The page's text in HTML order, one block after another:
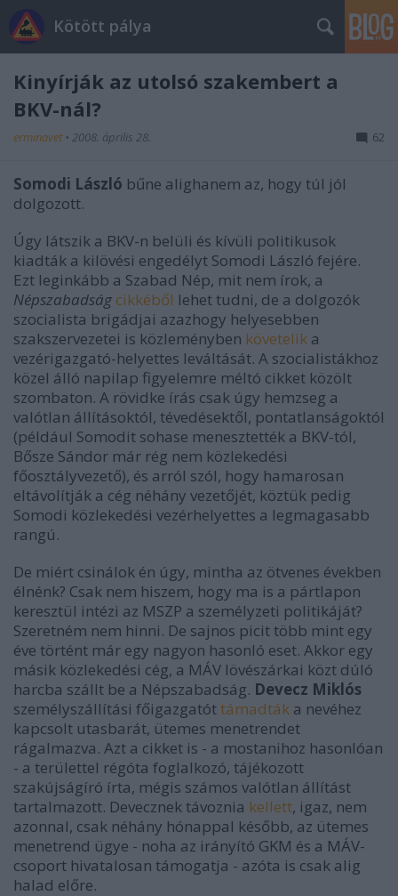
Kötött pálya
Kinyírják az utolsó szakembert a
BKV-nál?
erminavet • 2008. április 28. 62
Somodi László bűne alighanem az, hogy túl jól
dolgozott.
Úgy látszik a BKV-n belüli és kívüli politikusok
kiadták a kilövési engedélyt Somodi László fejére.
Ezt leginkább a Szabad Nép, mit nem írok, a
Népszabadság cikkéből lehet tudni, de a dolgozók
szocialista brigádjai azazhogy helyesebben
szakszervezetei is közleményben követelik a
vezérigazgató-helyettes leváltását. A szocialistákhoz
közel álló napilap figyelemre méltó cikket közölt
szombaton. A rövidke írás csak úgy hemzseg a
valótlan állításoktól, tévedésektől, pontatlanságoktól
(például Somodit sohase menesztették a BKV-tól,
Bősze Sándor már rég nem közlekedési
főosztályvezető), és arról szól, hogy hamarosan
eltávolítják a cég néhány vezetőjét, köztük pedig
Somodi közlekedési vezérhelyettes a legmagasabb
rangú.
De miért csinálok én úgy, mintha az ötvenes években
élnénk? Csak nem hiszem, hogy ma is a pártlapon
keresztül intézi az MSZP a személyzeti politikáját?
Szeretném nem hinni. De sajnos picit több mint egy
éve történt már egy nagyon hasonló eset. Akkor egy
másik közlekedési cég, a MÁV lövészárkai közt dúló
harcba szállt be a Népszabadság. Devecz Miklós
személyszállítási főigazgatóttámadták a nevéhez
kapcsolt utasbarát, ütemes menetrendet
rágalmazva. Azt a cikket is - a mostanihoz hasonlóan
- a területtel régóta foglalkozó, tájékozott
szakújságíró írta, mégis számos valótlan állítást
tartalmazott. Devecznek távoznia kellett, igaz, nem
azonnal, csak néhány hónappal később, az ütemes
menetrend ügye - noha az irányító GKM és a MÁV-
csoport hivatalosan támogatja - azóta is csak alig
halad előre.